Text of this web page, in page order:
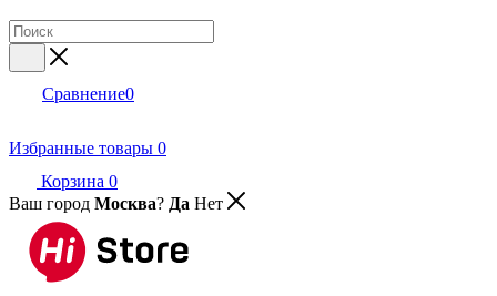
Сравнение0
Избранные товары 0
Корзина 0
Ваш город Москва? Да Нет